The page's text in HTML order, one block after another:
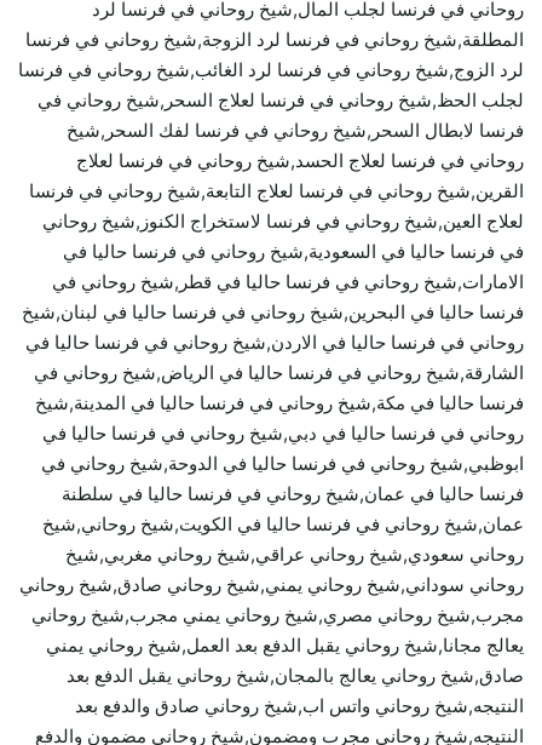
روحاني في فرنسا لجلب المال,شيخ روحاني في فرنسا لرد
المطلقة,شيخ روحاني في فرنسا لرد الزوجة,شيخ روحاني في فرنسا
لرد الزوج,شيخ روحاني في فرنسا لرد الغائب,شيخ روحاني في فرنسا
لجلب الحظ,شيخ روحاني في فرنسا لعلاج السحر,شيخ روحاني في
فرنسا لابطال السحر,شيخ روحاني في فرنسا لفك السحر,شيخ
روحاني في فرنسا لعلاج الحسد,شيخ روحاني في فرنسا لعلاج
القرين,شيخ روحاني في فرنسا لعلاج التابعة,شيخ روحاني في فرنسا
لعلاج العين,شيخ روحاني في فرنسا لاستخراج الكنوز,شيخ روحاني
في فرنسا حاليا في السعودية,شيخ روحاني في فرنسا حاليا في
الامارات,شيخ روحاني في فرنسا حاليا في قطر,شيخ روحاني في
فرنسا حاليا في البحرين,شيخ روحاني في فرنسا حاليا في لبنان,شيخ
روحاني في فرنسا حاليا في الاردن,شيخ روحاني في فرنسا حاليا في
الشارقة,شيخ روحاني في فرنسا حاليا في الرياض,شيخ روحاني في
فرنسا حاليا في مكة,شيخ روحاني في فرنسا حاليا في المدينة,شيخ
روحاني في فرنسا حاليا في دبي,شيخ روحاني في فرنسا حاليا في
ابوظبي,شيخ روحاني في فرنسا حاليا في الدوحة,شيخ روحاني في
فرنسا حاليا في عمان,شيخ روحاني في فرنسا حاليا في سلطنة
عمان,شيخ روحاني في فرنسا حاليا في الكويت,شيخ روحاني,شيخ
روحاني سعودي,شيخ روحاني عراقي,شيخ روحاني مغربي,شيخ
روحاني سوداني,شيخ روحاني يمني,شيخ روحاني صادق,شيخ روحاني
مجرب,شيخ روحاني مصري,شيخ روحاني يمني مجرب,شيخ روحاني
يعالج مجانا,شيخ روحاني يقبل الدفع بعد العمل,شيخ روحاني يمني
صادق,شيخ روحاني يعالج بالمجان,شيخ روحاني يقبل الدفع بعد
النتيجه,شيخ روحاني واتس اب,شيخ روحاني صادق والدفع بعد
النتيجه,شيخ روحاني مجرب ومضمون,شيخ روحاني مضمون والدفع